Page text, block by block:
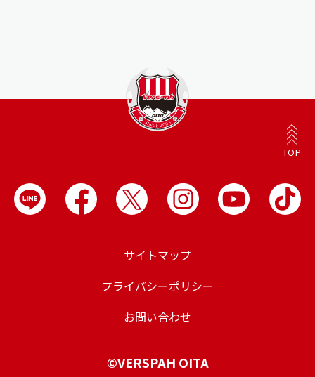
TOP
サイトマップ
プライバシーポリシー
お問い合わせ
©VERSPAH OITA